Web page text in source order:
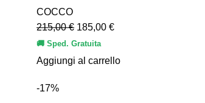
COCCO
215,00€ 185,00 €
🚚 Sped. Gratuita
Aggiungi al carrello
-17%